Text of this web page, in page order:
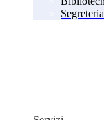
Segreteria